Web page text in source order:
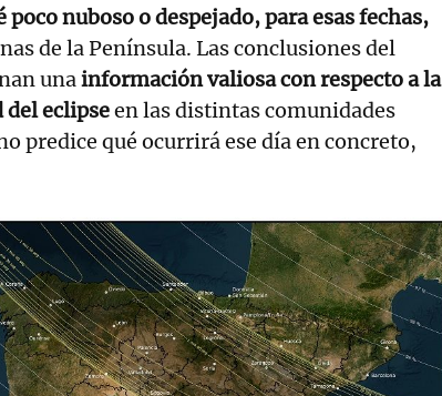
poco nuboso o despejado, para esas fechas,
de la Península. Las conclusiones del
unainformación valiosa con respecto a la
eclipseen las distintas comunidades
predice qué ocurrirá ese día en concreto,